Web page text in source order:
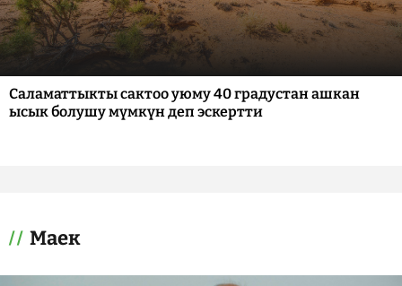
Саламаттыкты сактоо уюму 40 градустан ашкан
ысык болушу мүмкүн деп эскертти
Маек